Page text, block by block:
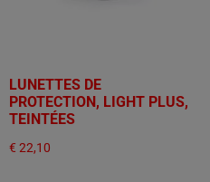
LUNETTES DE
PROTECTION, LIGHT PLUS,
TEINTÉES
€ 22,10